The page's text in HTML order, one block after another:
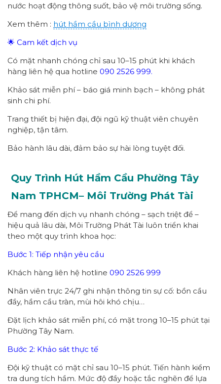
nước hoạt động thông suốt, bảo vệ môi trường sống.
Xem thêm : hút hầm cầu bình dương
🌟 Cam kết dịch vụ
Có mặt nhanh chóng chỉ sau 10–15 phút khi khách
hàng liên hệ qua hotline 090 2526 999.
Khảo sát miễn phí – báo giá minh bạch – không phát
sinh chi phí.
Trang thiết bị hiện đại, đội ngũ kỹ thuật viên chuyên
nghiệp, tận tâm.
Bảo hành lâu dài, đảm bảo sự hài lòng tuyệt đối.
Quy Trình Hút Hầm Cầu Phường Tây
Nam TPHCM– Môi Trường Phát Tài
Để mang đến dịch vụ nhanh chóng – sạch triệt để –
hiệu quả lâu dài, Môi Trường Phát Tài luôn triển khai
theo một quy trình khoa học:
Bước 1: Tiếp nhận yêu cầu
Khách hàng liên hệ hotline 090 2526 999
Nhân viên trực 24/7 ghi nhận thông tin sự cố: bồn cầu
đầy, hầm cầu tràn, mùi hôi khó chịu…
Đặt lịch khảo sát miễn phí, có mặt trong 10–15 phút tại
Phường Tây Nam.
Bước 2: Khảo sát thực tế
Đội kỹ thuật có mặt chỉ sau 10–15 phút. Tiến hành kiểm
tra dung tích hầm. Mức độ đầy hoặc tắc nghẽn để lựa